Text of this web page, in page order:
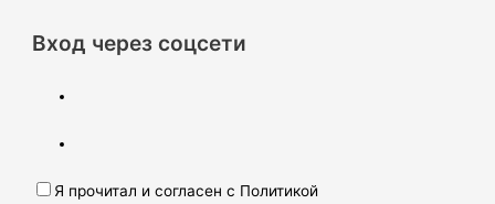
Вход через соцсети
Я прочитал и согласен с Политикой